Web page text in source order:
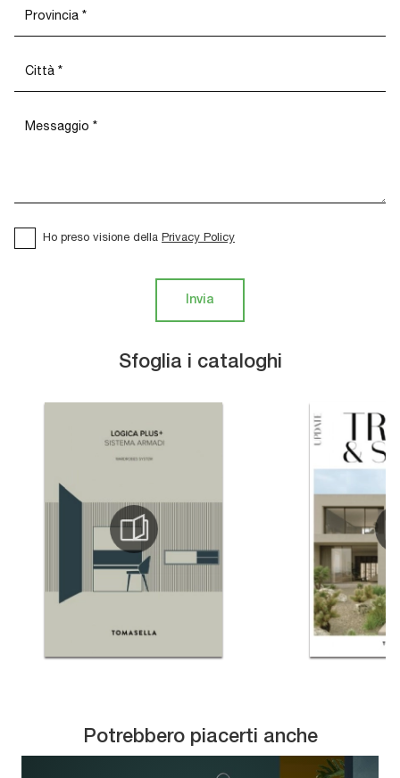
Sfoglia i cataloghi
Ho preso visione della Privacy Policy
Invia
Potrebbero piacerti anche